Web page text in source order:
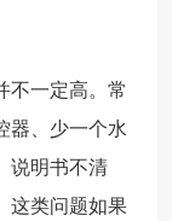
不一定高。常
器、少一个水
说明书不清
这类问题如果